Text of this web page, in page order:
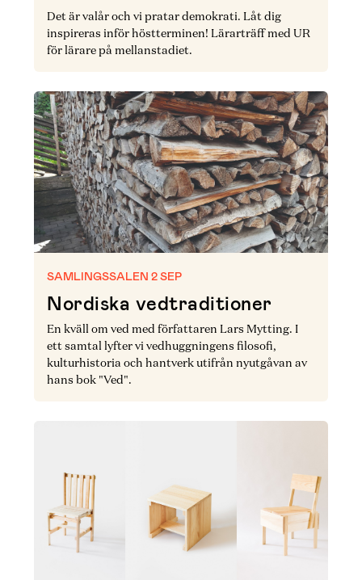
Det är valår och vi pratar demokrati. Låt dig
inspireras inför höstterminen! Lärarträff med UR
för lärare på mellanstadiet.
SAMLINGSSALEN 2 SEP
Nordiska vedtraditioner
En kväll om ved med författaren Lars Mytting. I
ett samtal lyfter vi vedhuggningens filosofi,
kulturhistoria och hantverk utifrån nyutgåvan av
hans bok "Ved".